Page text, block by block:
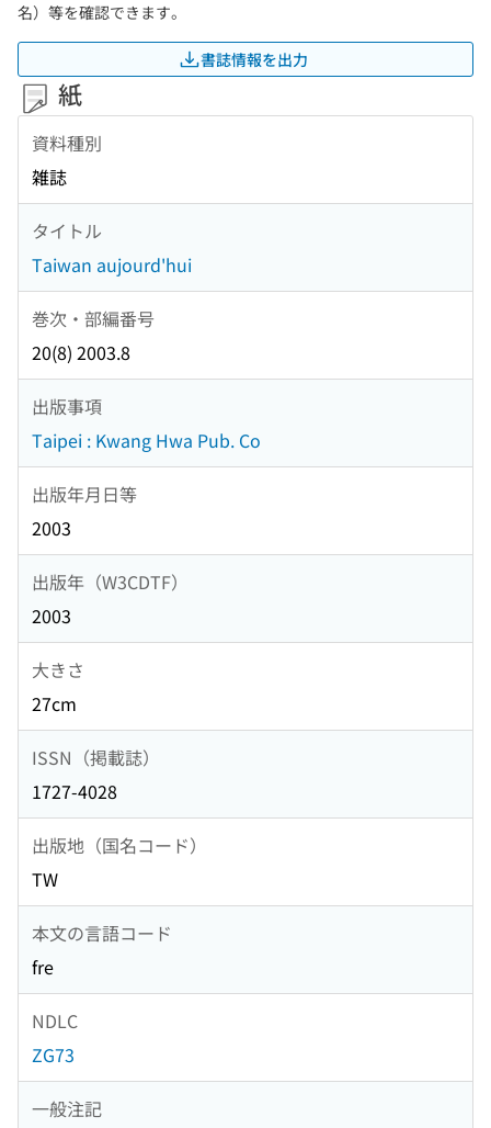
名）等を確認できます。
書誌情報を出力
紙
資料種別
雑誌
タイトル
Taiwan aujourd'hui
巻次・部編番号
20(8) 2003.8
出版事項
Taipei : Kwang Hwa Pub. Co
出版年月日等
2003
出版年（W3CDTF）
2003
大きさ
27cm
ISSN（掲載誌）
1727-4028
出版地（国名コード）
TW
本文の言語コード
fre
NDLC
ZG73
一般注記